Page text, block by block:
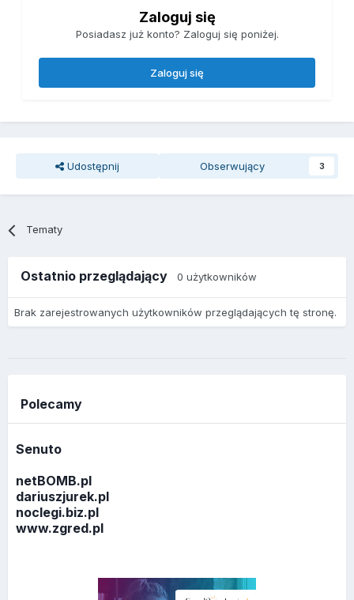
Zaloguj się
Posiadasz już konto? Zaloguj się poniżej.
Zaloguj się
Udostępnij Obserwujący 3
Tematy
Ostatnio przeglądający 0 użytkowników
Brak zarejestrowanych użytkowników przeglądających tę stronę.
Polecamy
Senuto
netBOMB.pl
dariuszjurek.pl
noclegi.biz.pl
www.zgred.pl